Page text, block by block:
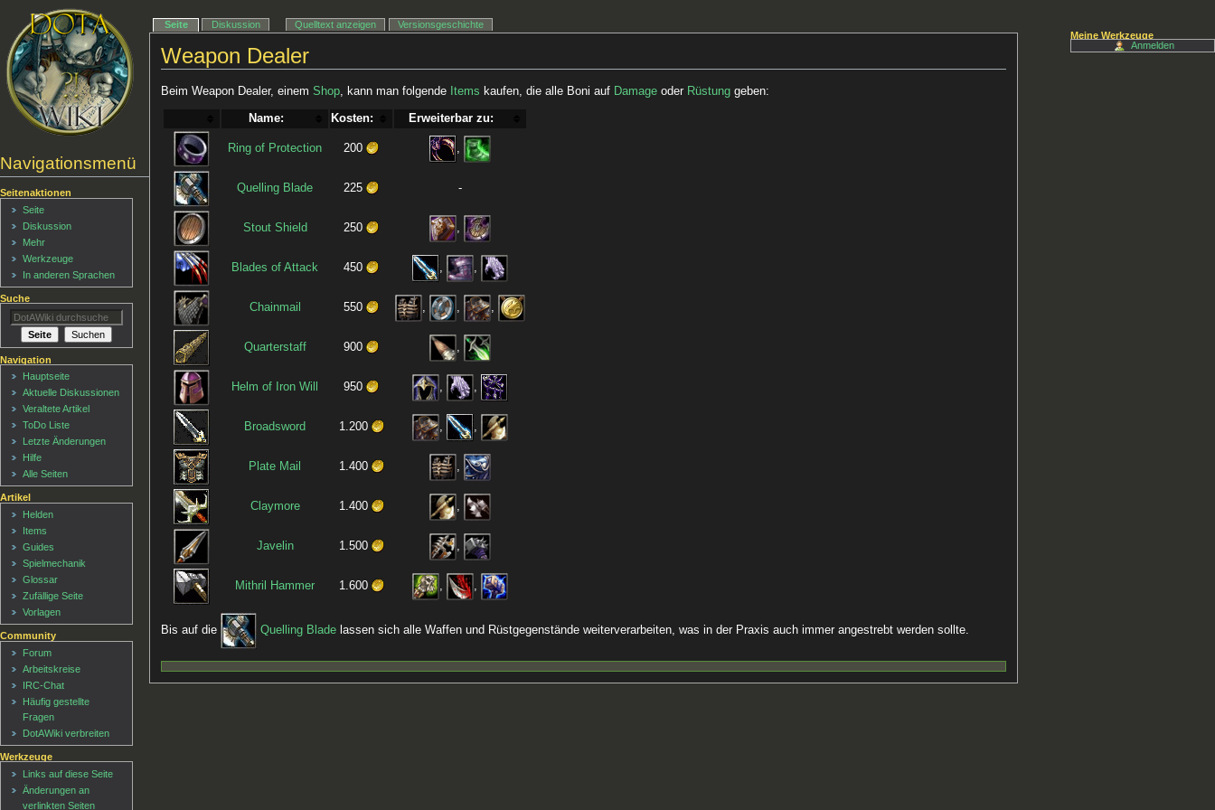
Weapon Dealer
Beim Weapon Dealer, einemShop, kann man folgende Items kaufen, die alle Boni auf Damage oder Rüstung geben:
Name: Kosten: Erweiterbar zu:
Ring of Protection 200 ,
Quelling Blade 225 -
Stout Shield 250 ,
Blades of Attack 450 , ,
Chainmail 550 , , ,
Quarterstaff 900 ,
Helm of Iron Will 950 , ,
Broadsword 1.200 , ,
Plate Mail 1.400 ,
Claymore 1.400 ,
Javelin 1.500 ,
Mithril Hammer 1.600 , ,
Bis auf die Quelling Blade lassen sich alle Waffen und Rüstgegenstände weiterverarbeiten, was in der Praxis auch immer angestrebt werden sollte.
Navigationsmenü
Seite Diskussion Quelltext anzeigen Versionsgeschichte
Seitenaktionen
Seite
Diskussion
Mehr
Werkzeuge
In anderen Sprachen
Meine Werkzeuge
Anmelden
Suche
Navigation
Hauptseite
Aktuelle Diskussionen
Veraltete Artikel
ToDo Liste
Letzte Änderungen
Hilfe
Alle Seiten
Artikel
Helden
Items
Guides
Spielmechanik
Glossar
Zufällige Seite
Vorlagen
Community
Forum
Arbeitskreise
IRC-Chat
Häufig gestellte
Fragen
DotAWiki verbreiten
Werkzeuge
Links auf diese Seite
Änderungen an
verlinkten Seiten